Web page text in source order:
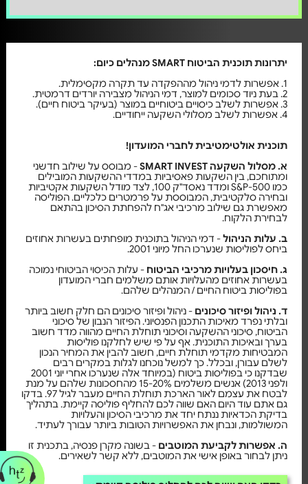
יתרונות תוכנית הביטוח SMART מנהלים כיום:
1. אפשרות לדמי ניהול מההפקדה עד תקרה מקסימלית.
2. בעת ניוד סכומים למוצר, דמי הניהול מצבירה יורדים דרמטית.
3. אפשרות לשלב כיסויים ביטוחיים במוצר (בעיקר ביטוח חיים).
4. אפשרות לשלב מסלולי השקעה ייחודיים.
תוכנית אולטימטיבית לחברי המועדון!
א. מסלול השקעה SMART INVEST
- מבוסס על שילוב חדשני
ומתוחכם, בין השקעות פאסיביות במדדי ההשקעות המובילים
כמו S&P-500 ומדד נאסד"ק 100, לצד מודל השקעות אקטיביות
ובחירה סלקטיבית, המבוססת על פרמטרים כלכליים. הפוליסה
מאפשרת גם שילוב מרכיבי אג"ח להפחתת הסיכון בהתאם
לבחירת הלקוח.
ב. עלות הניהול- דמי הניהול בתוכנית מופחתים בעשרות אחוזים
ביחס לפוליסות שנערכו החל מיוני 2001.
ג. חיסכון בעלויות מרכיבי הביטוח - עלות הכיסוי הביטוחי נמוכה
בעשרות אחוזים מהעלויות אותם משלמים חברי המועדון
בפוליסות ביטוח החיים / המנהלים שלהם.
ד. ניהול ופיזור סיכונים - ניהול ופיזור סיכונים הם חלק חשוב ביותר
ובלתי נפרד מאיכות התכנון הפנסיוני. הפיזור הנבון של סיכוני
הביטוח, סיכוני ההשקעה וסיכוני תוחלת החיים מהווה מדד חשוב
בערך ובאיכות התוכנית. אף על פי שיש לחלקנו פוליסות
המבטיחות מקדמי תוחלת חיים, חשוב להבין את המחיר הנכון
לשלם עבורן, ובכלל. כך למשל נוכחנו לגלות במקרים רבים
שבדקנו כי בפוליסות ביטוח (במיוחד אלה שנערכו אחרי יוני 2001
ולפני 2013) אנשים משלמים 15-20% מהחסכונות שלהם על מנת
לבטח את עצמם לאור הארכת תוחלת החיים מעבר לגיל 97. בדקו
גם אתם עוד היום האם שווה לכם להחליף פוליסה קיימת. בתהליך
בדיקת הכדאיות ננתח יחד את מרכיבי הסיכון והעלויות
המשולמות, ונבחן את האפשרויות הטובות ביותר עבורך לעתיד.
ה. אפשרות לקביעת המוטבים - בשונה מקרן פנסיה, בתכנית זו
ניתן לבחור באופן אישי את המוטבים, ללא קשר לשאירים.